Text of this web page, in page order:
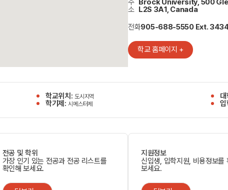
주
소
Brock University, 500
L2S 3A1, Canada
전화905-688-5550 Ext.
학교 홈페이지 +
학교위치:도시지역
학기제:시메스터제 입
전공 및 학위
가장 인기 있는 전공과 전공 리스트를
확인해 보세요.
지원정보
신입생, 입학지원, 비용정보를
보세요.